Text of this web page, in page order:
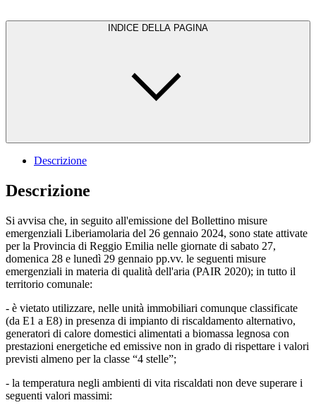
INDICE DELLA PAGINA
Descrizione
Descrizione
Si avvisa che, in seguito all'emissione del Bollettino misure
emergenziali Liberiamolaria del 26 gennaio 2024, sono state attivate
per la Provincia di Reggio Emilia nelle giornate di sabato 27,
domenica 28 e lunedì 29 gennaio pp.vv. le seguenti misure
emergenziali in materia di qualità dell'aria (PAIR 2020); in tutto il
territorio comunale:
- è vietato utilizzare, nelle unità immobiliari comunque classificate
(da E1 a E8) in presenza di impianto di riscaldamento alternativo,
generatori di calore domestici alimentati a biomassa legnosa con
prestazioni energetiche ed emissive non in grado di rispettare i valori
previsti almeno per la classe “4 stelle”;
- la temperatura negli ambienti di vita riscaldati non deve superare i
seguenti valori massimi: